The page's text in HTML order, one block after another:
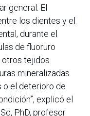
general. El
los dientes y el
durante el
de fluoruro
otros tejidos
mineralizadas
o el deterioro de
explicó el
PhD, profesor